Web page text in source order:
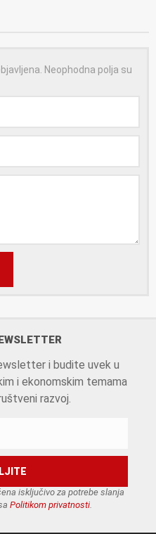
Neophodna polja su
i budite uvek u
i ekonomskim temama
razvoj.
isključivo za potrebe slanja
Politikom privatnosti.